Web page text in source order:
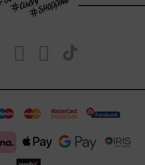
Visit
https://
page
Visit
https://
page
Visit
https://
page
our
TikTok
page